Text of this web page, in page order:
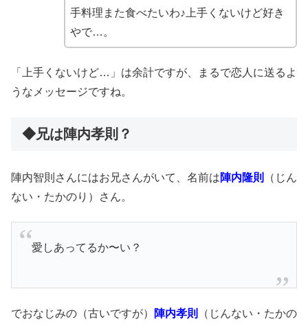
手料理また食べたいわ♪上手くないけど好き
やで…。
「上手くないけど…」は余計ですが、まるで恋人に送るよ
うなメッセージですね。
◆兄は陣内孝則？
陣内智則さんにはお兄さんがいて、名前は陣内隆則
（じん
ない・たかのり）さん。
愛しあってるか〜い？
でおなじみの（古いですが） 陣内孝則
（じんない・たかの